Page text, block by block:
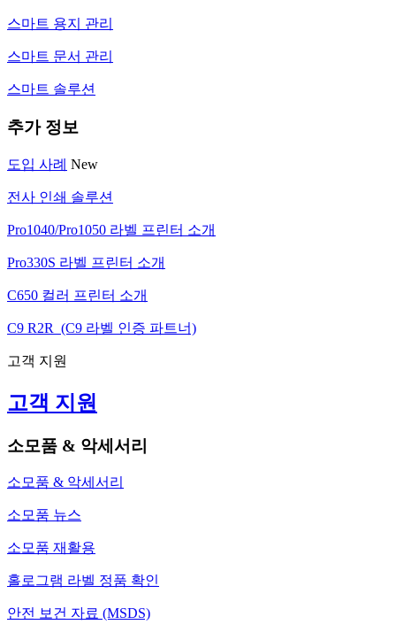
스마트 용지 관리
스마트 문서 관리
스마트 솔루션
추가 정보
도입 사례 New
전사 인쇄 솔루션
Pro1040/Pro1050 라벨 프린터 소개
Pro330S 라벨 프린터 소개
C650 컬러 프린터 소개
C9 R2R (C9 라벨 인증 파트너)
고객 지원
고객 지원
소모품 & 악세서리
소모품 & 악세서리
소모품 뉴스
소모품 재활용
홀로그램 라벨 정품 확인
안전 보건 자료 (MSDS)